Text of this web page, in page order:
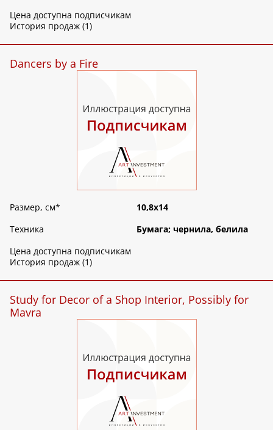
Цена доступна подписчикам
История продаж (1)
Dancers by a Fire
Размер, см*
10,8х14
Техника
Бумага; чернила, белила
Цена доступна подписчикам
История продаж (1)
Study for Decor of a Shop Interior, Possibly for
Mavra